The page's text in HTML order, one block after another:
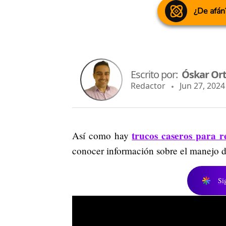
¿De
Escrito por: Óskar
Redactor Jun 27,
Así como haytrucos caseros para
conocer información sobre el manejo